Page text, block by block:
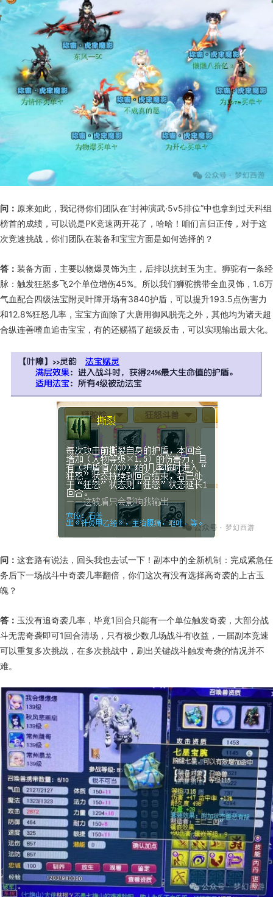
问： 原来如此，我记得你们团队在“封神演武·5v5排位”中也拿到过天科组
榜首的成绩，可以说是PK竞速两开花了，哈哈！咱们言归正传，对于这
次竞速挑战，你们团队在装备和宝宝方面是如何选择的？
答： 装备方面，主要以物爆灵饰为主，后排以抗封玉为主。狮驼有一条经
脉：触发狂怒多飞2个单位增伤45%。所以我们狮驼携带全血灵饰，1.6万
气血配合四级法宝附灵叶障开场有3840护盾，可以提升193.5点伤害力
和12.8%狂怒几率，宝宝方面除了大唐用御风脱壳之外，其他均为诸天超
合纵连善嗜血追击宝宝，有的还赐福了超级反击，可以实现输出最大化。
问： 这套路有说法，回头我也去试一下！副本中的全新机制：完成紧急任
务后下一场战斗中奇袭几率翻倍，你们这次有没有选择高奇袭的上古玉
魄？
答： 玉没有追奇袭几率，毕竟1回合只能有一个单位触发奇袭，大部分战
斗无需奇袭即可1回合清场，只有极少数几场战斗有收益，一届副本竞速
可以重复多次挑战，在多次挑战中，刷出关键战斗触发奇袭的情况并不
难。